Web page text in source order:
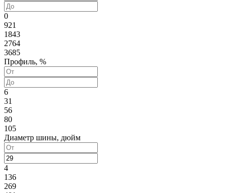
0
921
1843
2764
3685
Профиль, %
6
31
56
80
105
Диаметр шины, дюйм
4
136
269